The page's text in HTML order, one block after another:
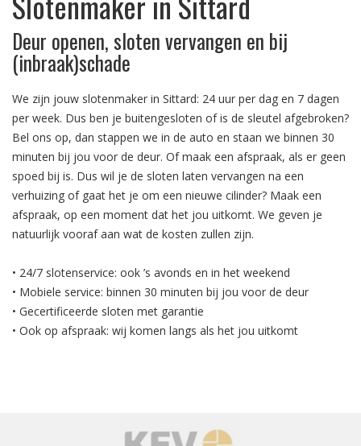
Deur openen, sloten vervangen en bij
(inbraak)schade
We zijn jouw slotenmaker in Sittard: 24 uur per dag en 7 dagen
per week. Dus ben je buitengesloten of is de sleutel afgebroken?
Bel ons op, dan stappen we in de auto en staan we binnen 30
minuten bij jou voor de deur. Of maak een afspraak, als er geen
spoed bij is. Dus wil je de sloten laten vervangen na een
verhuizing of gaat het je om een nieuwe cilinder? Maak een
afspraak, op een moment dat het jou uitkomt. We geven je
natuurlijk vooraf aan wat de kosten zullen zijn.
• 24/7 slotenservice: ook ’s avonds en in het weekend
• Mobiele service: binnen 30 minuten bij jou voor de deur
• Gecertificeerde sloten met garantie
• Ook op afspraak: wij komen langs als het jou uitkomt